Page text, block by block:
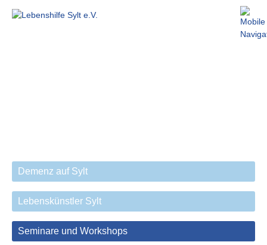
Demenz auf Sylt
Lebenskünstler Sylt
Seminare und Workshops